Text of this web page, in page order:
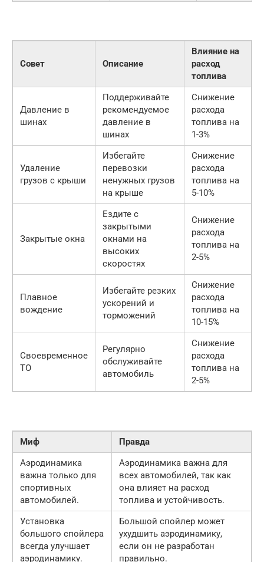
Совет Описание
Влияние на
расход
топлива
Давление в
шинах
Поддерживайте
рекомендуемое
давление в
шинах
Снижение
расхода
топлива на
1-3%
Удаление
грузов с крыши
Избегайте
перевозки
ненужных грузов
на крыше
Снижение
расхода
топлива на
5-10%
Закрытые окна
Ездите с
закрытыми
окнами на
высоких
скоростях
Снижение
расхода
топлива на
2-5%
Плавное
вождение
Избегайте резких
ускорений и
торможений
Снижение
расхода
топлива на
10-15%
Своевременное
ТО
Регулярно
обслуживайте
автомобиль
Снижение
расхода
топлива на
2-5%
Миф
Правда
Аэродинамика
важна только для
спортивных
автомобилей.
Аэродинамика важна для
всех автомобилей, так как
она влияет на расход
топлива и устойчивость.
Установка
большого спойлера
всегда улучшает
аэродинамику.
Большой спойлер может
ухудшить аэродинамику,
если он не разработан
правильно.